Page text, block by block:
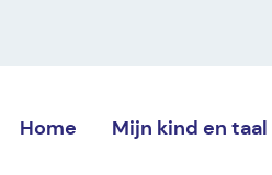
Home Mijn kind en taal